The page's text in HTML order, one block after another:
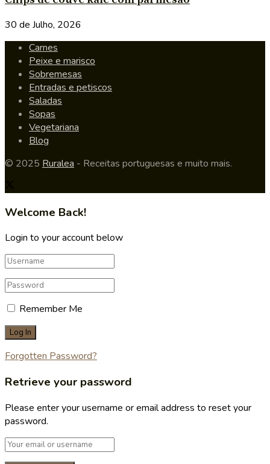
30 de Julho, 2026
Carnes
Peixe e marisco
Sobremesas
Entradas e petiscos
Saladas
Sopas
Vegetariana
Blog
© 2025 Ruralea - Receitas portuguesas e muito mais.
Welcome Back!
Login to your account below
Remember Me
Forgotten Password?
Retrieve your password
Please enter your username or email address to reset your
password.